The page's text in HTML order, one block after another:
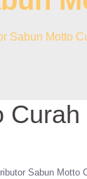
Sabun Motto
Sabun Motto